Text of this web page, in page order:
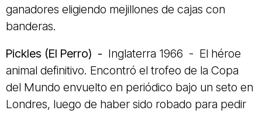
ganadores eligiendo mejillones de cajas con
banderas.
Pickles (El Perro) - Inglaterra 1966 - El héroe
animal definitivo. Encontró el trofeo de la Copa
del Mundo envuelto en periódico bajo un seto en
Londres, luego de haber sido robado para pedir